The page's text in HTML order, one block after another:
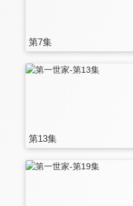
第7集
第13集